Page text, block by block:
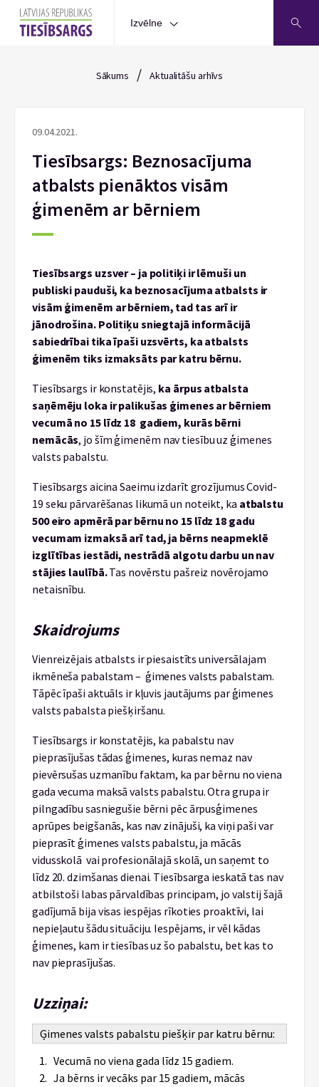
Izvēlne
Sākums / Aktualitāšu arhīvs
09.04.2021.
Tiesībsargs: Beznosacījuma
atbalsts pienāktos visām
ģimenēm ar bērniem
Tiesībsargs uzsver – ja politiķi ir lēmuši un
publiski pauduši, ka beznosacījuma atbalsts ir
visām ģimenēm ar bērniem, tad tas arī ir
jānodrošina. Politiķu sniegtajā informācijā
sabiedrībai tika īpaši uzsvērts, ka atbalsts
ģimenēm tiks izmaksāts par katru bērnu.
Tiesībsargs ir konstatējis, ka ārpus atbalsta
saņēmēju loka ir palikušas ģimenes ar bērniem
vecumā no 15 līdz 18 gadiem, kurās bērni
nemācās, jo šīm ģimenēm nav tiesību uz ģimenes
valsts pabalstu.
Tiesībsargs aicina Saeimu izdarīt grozījumus Covid-
19 seku pārvarēšanas likumā un noteikt, ka atbalstu
500 eiro apmērā par bērnu no 15 līdz 18 gadu
vecumam izmaksā arī tad, ja bērns neapmeklē
izglītības iestādi, nestrādā algotu darbu un nav
stājies laulībā.Tas novērstu pašreiz novērojamo
netaisnību.
Skaidrojums
Vienreizējais atbalsts ir piesaistīts universālajam
ikmēneša pabalstam – ģimenes valsts pabalstam.
Tāpēc īpaši aktuāls ir kļuvis jautājums par ģimenes
valsts pabalsta piešķiršanu.
Tiesībsargs ir konstatējis, ka pabalstu nav
pieprasījušas tādas ģimenes, kuras nemaz nav
pievērsušas uzmanību faktam, ka par bērnu no viena
gada vecuma maksā valsts pabalstu. Otra grupa ir
pilngadību sasniegušie bērni pēc ārpusģimenes
aprūpes beigšanās, kas nav zinājuši, ka viņi paši var
pieprasīt ģimenes valsts pabalstu, ja mācās
vidusskolā vai profesionālajā skolā, un saņemt to
līdz 20. dzimšanas dienai. Tiesībsarga ieskatā tas nav
atbilstoši labas pārvaldības principam, jo valstij šajā
gadījumā bija visas iespējas rīkoties proaktīvi, lai
nepieļautu šādu situāciju. Iespējams, ir vēl kādas
ģimenes, kam ir tiesības uz šo pabalstu, bet kas to
nav pieprasījušas.
Uzziņai:
Ģimenes valsts pabalstu piešķir par katru bērnu:
Vecumā no viena gada līdz 15 gadiem.
Ja bērns ir vecāks par 15 gadiem, mācās